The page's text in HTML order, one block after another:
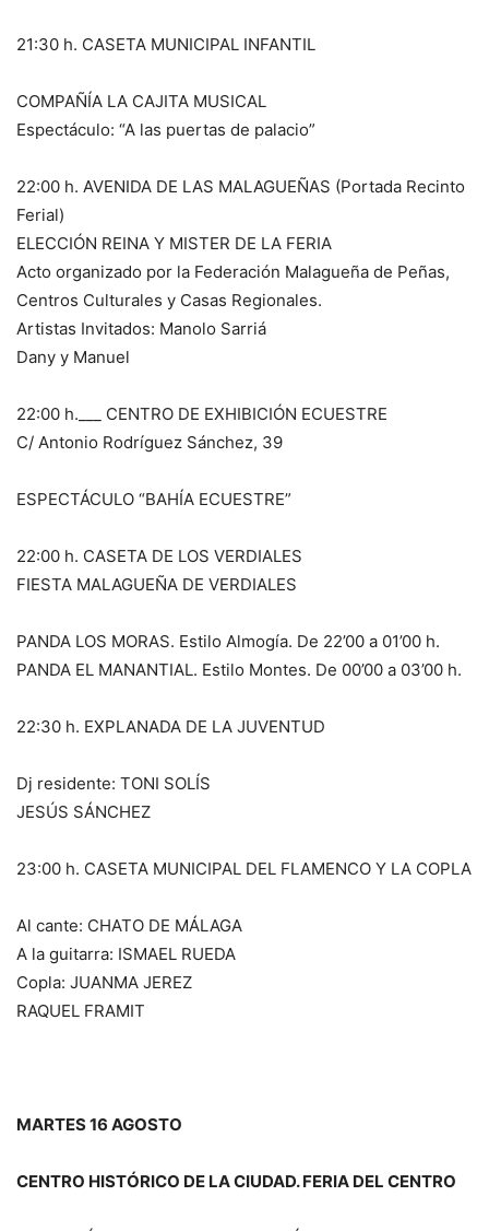
21:30 h. CASETA MUNICIPAL INFANTIL
COMPAÑÍA LA CAJITA MUSICAL
Espectáculo: “A las puertas de palacio”
22:00 h. AVENIDA DE LAS MALAGUEÑAS (Portada Recinto
Ferial)
ELECCIÓN REINA Y MISTER DE LA FERIA
Acto organizado por la Federación Malagueña de Peñas,
Centros Culturales y Casas Regionales.
Artistas Invitados: Manolo Sarriá
Dany y Manuel
22:00 h.___ CENTRO DE EXHIBICIÓN ECUESTRE
C/ Antonio Rodríguez Sánchez, 39
ESPECTÁCULO “BAHÍA ECUESTRE”
22:00 h. CASETA DE LOS VERDIALES
FIESTA MALAGUEÑA DE VERDIALES
PANDA LOS MORAS. Estilo Almogía. De 22’00 a 01’00 h.
PANDA EL MANANTIAL. Estilo Montes. De 00’00 a 03’00 h.
22:30 h. EXPLANADA DE LA JUVENTUD
Dj residente: TONI SOLÍS
JESÚS SÁNCHEZ
23:00 h. CASETA MUNICIPAL DEL FLAMENCO Y LA COPLA
Al cante: CHATO DE MÁLAGA
A la guitarra: ISMAEL RUEDA
Copla: JUANMA JEREZ
RAQUEL FRAMIT
MARTES 16 AGOSTO
CENTRO HISTÓRICO DE LA CIUDAD. FERIA DEL CENTRO